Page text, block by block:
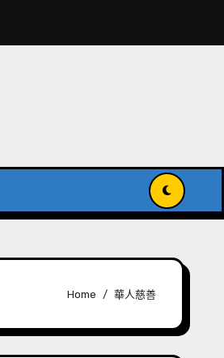
Home 華人慈善